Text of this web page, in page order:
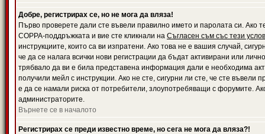
Добре, регистрирах се, но не мога да вляза!
Първо проверете дали сте въвели правилно името и паролата си. Ако
COPPA-поддръжката и вие сте кликнали на Съгласен съм със тези
инструкциите, които са ви изпратени. Ако това не е вашия случай,
че да се налага всички нови регистрации да бъдат активирани или
трябвало да ви е била представена информация дали е необходима
получили мейл с инструкции. Ако не сте, сигурни ли сте, че сте
е да се намали риска от потребители, злоупотребяващи с форумите.
администраторите.
Върнете се в началото
Регистрирах се преди известно време, но сега не мога да вляза?!